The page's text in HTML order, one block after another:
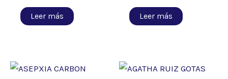
Leer más Leer más